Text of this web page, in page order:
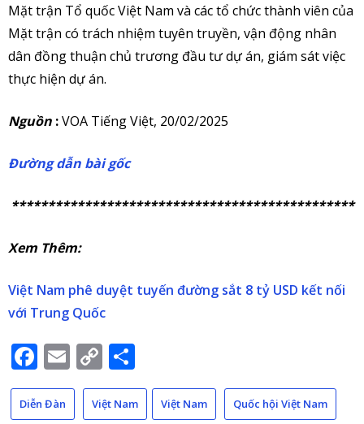
Mặt trận Tổ quốc Việt Nam và các tổ chức thành viên của
Mặt trận có trách nhiệm tuyên truyền, vận động nhân
dân đồng thuận chủ trương đầu tư dự án, giám sát việc
thực hiện dự án.
Nguồn :VOA Tiếng Việt, 20/02/2025
Đường dẫn bài gốc
***********************************************
Xem Thêm:
Việt Nam phê duyệt tuyến đường sắt 8 tỷ USD kết nối
với Trung Quốc
Facebook
Email
Copy
Link
Diễn Đàn Việt Nam Việt Nam Quốc hội Việt Nam